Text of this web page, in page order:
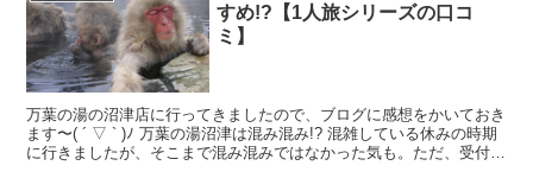
すめ!?【1人旅シリーズの口コ
ミ】
万葉の湯の沼津店に行ってきましたので、ブログに感想をかいておき
ます〜( ´ ▽ ` )ﾉ 万葉の湯沼津は混み混み!? 混雑している休みの時期
に行きましたが、そこまで混み混みではなかった気も。ただ、受付ス